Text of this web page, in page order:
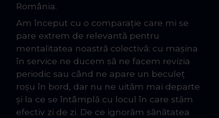
România.
Am început cu o comparație care mi se
pare extrem de relevantă pentru
mentalitatea noastră colectivă: cu mașina
în service ne ducem să ne facem revizia
periodic sau când ne apare un beculeț
roșu în bord, dar nu ne uităm mai departe
și la ce se întâmplă cu locul în care stăm
efectiv zi de zi. De ce ignorăm sănătatea